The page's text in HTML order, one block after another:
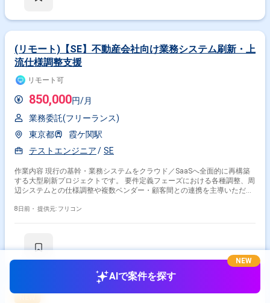
(リモート)【SE】不動産会社向け業務システム刷新・上
流仕様調整支援
リモート可
850,000円/月
業務委託(フリーランス)
東京都
霞ケ関駅
テストエンジニア
SE
作業内容 現行の基幹・業務システムをクラウド／SaaSへ全面的に再構築
する大型刷新プロジェクトです。 要件定義フェーズにおける各種調整、周
辺システムとの仕様調整や複数ベンダー・顧客間との連携を主導いただ
およびインターフェース（IF／API）要件の推進 ・ワーキンググループ
8日前・ 提供元: フリコン
AIで案件を探す
NEW